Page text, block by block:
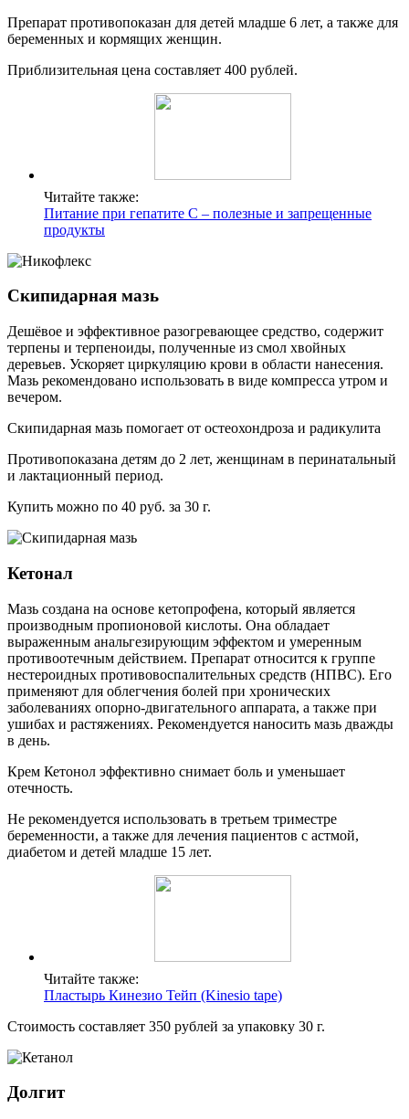
Препарат противопоказан для детей младше 6 лет, а также для
беременных и кормящих женщин.
Приблизительная цена составляет 400 рублей.
Читайте также:
Питание при гепатите С – полезные и запрещенные
продукты
Скипидарная мазь
Дешёвое и эффективное разогревающее средство, содержит
терпены и терпеноиды, полученные из смол хвойных
деревьев. Ускоряет циркуляцию крови в области нанесения.
Мазь рекомендовано использовать в виде компресса утром и
вечером.
Скипидарная мазь помогает от остеохондроза и радикулита
Противопоказана детям до 2 лет, женщинам в перинатальный
и лактационный период.
Купить можно по 40 руб. за 30 г.
Кетонал
Мазь создана на основе кетопрофена, который является
производным пропионовой кислоты. Она обладает
выраженным анальгезирующим эффектом и умеренным
противоотечным действием. Препарат относится к группе
нестероидных противовоспалительных средств (НПВС). Его
применяют для облегчения болей при хронических
заболеваниях опорно-двигательного аппарата, а также при
ушибах и растяжениях. Рекомендуется наносить мазь дважды
в день.
Крем Кетонол эффективно снимает боль и уменьшает
отечность.
Не рекомендуется использовать в третьем триместре
беременности, а также для лечения пациентов с астмой,
диабетом и детей младше 15 лет.
Читайте также:
Пластырь Кинезио Тейп (Kinesio tape)
Стоимость составляет 350 рублей за упаковку 30 г.
Долгит